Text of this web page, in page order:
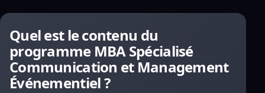
Quel est le contenu du
programme MBA Spécialisé
Communication et Management
Événementiel ?